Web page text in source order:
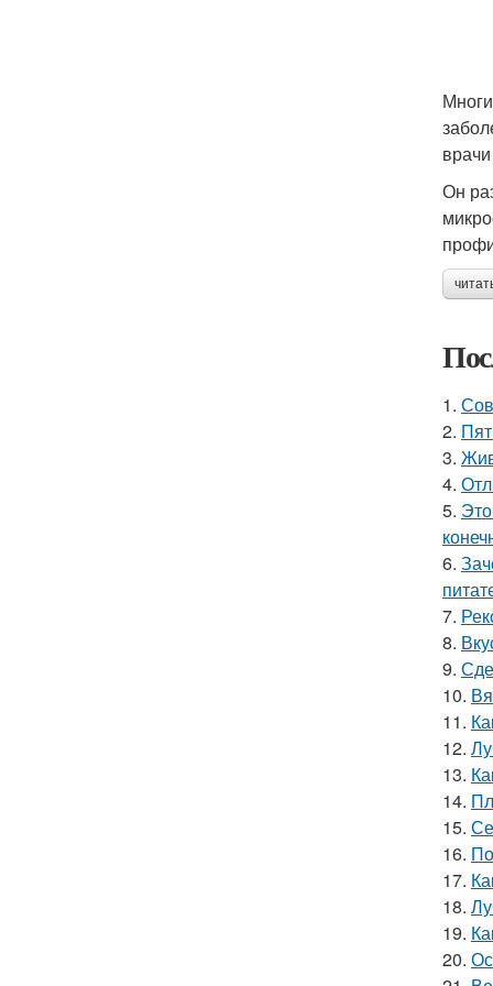
Он
1.
2.
3.
4.
5.
6.
7.
8.
9.
10.
11.
12.
13.
14.
15.
16.
17.
18.
19.
20.